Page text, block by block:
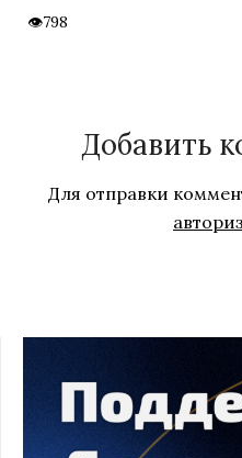
798
Добавить
Для отправки